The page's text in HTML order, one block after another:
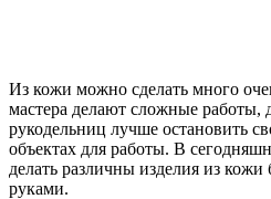
Из кожи можно сделать много
мастера делают сложные
рукодельниц лучше остановить
объектах для работы. В
делать различны изделия из
руками.